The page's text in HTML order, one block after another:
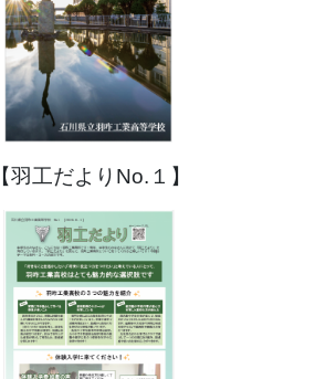
【羽工だよりNo.１】